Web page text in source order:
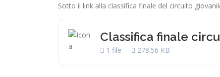
Sotto il link alla classifica finale del circuito
Classifica finale
1 file 278.56 KB